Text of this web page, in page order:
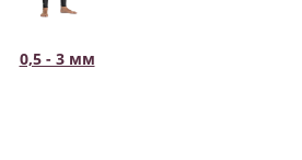
0,5 - 3 мм